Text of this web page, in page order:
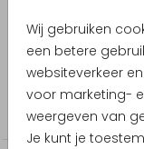
Wij gebruiken
een betere
websiteverkeer
voor marketing-
weergeven van
Je kunt je
Pretty Orange
Communie